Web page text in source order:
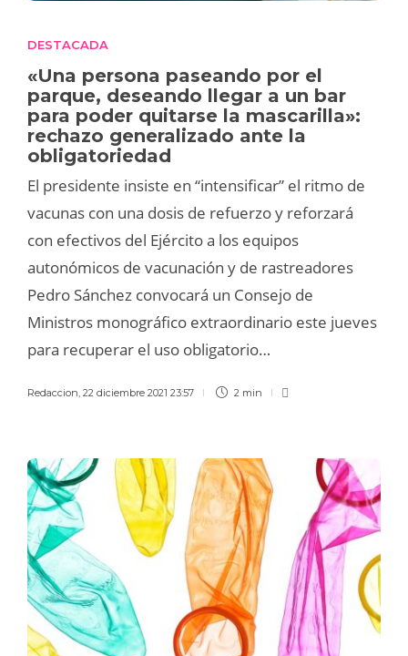
DESTACADA
«Una persona paseando por el
parque, deseando llegar a un bar
para poder quitarse la mascarilla»:
rechazo generalizado ante la
obligatoriedad
El presidente insiste en “intensificar” el ritmo de
vacunas con una dosis de refuerzo y reforzará
con efectivos del Ejército a los equipos
autonómicos de vacunación y de rastreadores
Pedro Sánchez convocará un Consejo de
Ministros monográfico extraordinario este jueves
para recuperar el uso obligatorio…
Redaccion, 22 diciembre 2021 23:57 2 min